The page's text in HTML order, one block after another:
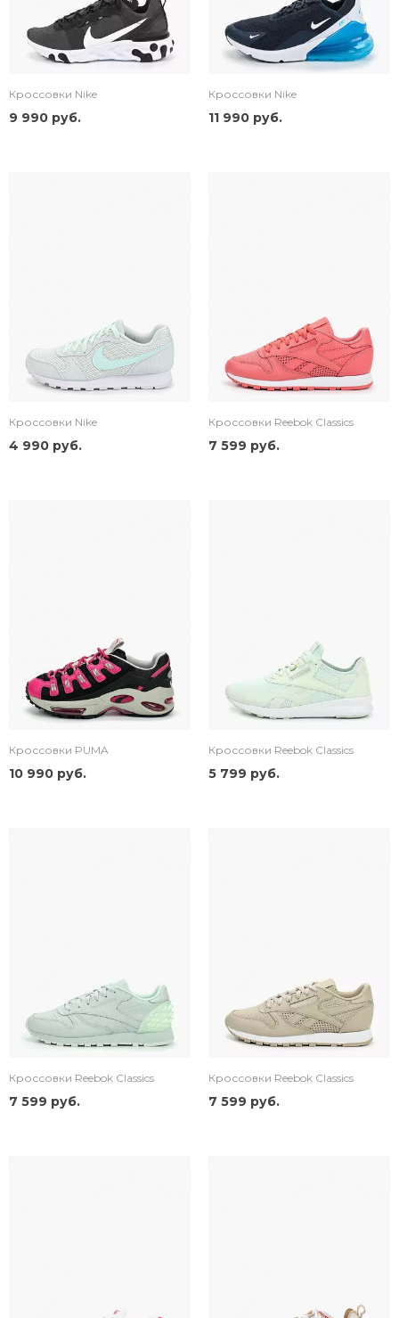
Кроссовки Nike
9 990 руб.
Кроссовки Nike
11 990 руб.
Кроссовки Nike
4 990 руб.
Кроссовки Reebok Classics
7 599 руб.
Кроссовки PUMA
10 990 руб.
Кроссовки Reebok Classics
5 799 руб.
Кроссовки Reebok Classics
7 599 руб.
Кроссовки Reebok Classics
7 599 руб.